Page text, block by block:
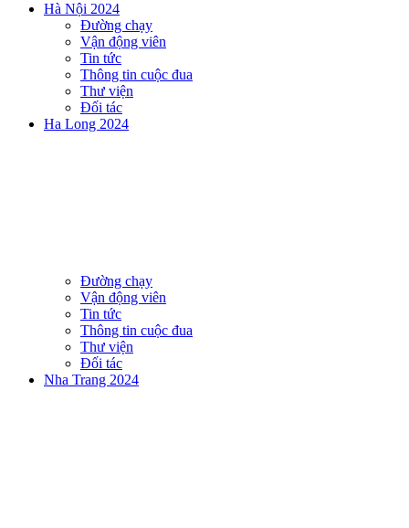
Hà Nội 2024
Đường chạy
Vận động viên
Tin tức
Thông tin cuộc đua
Thư viện
Đối tác
Ha Long 2024
Đường chạy
Vận động viên
Tin tức
Thông tin cuộc đua
Thư viện
Đối tác
Nha Trang 2024